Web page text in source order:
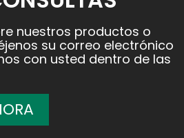
nuestros productos o
su correo electrónico
con usted dentro de las